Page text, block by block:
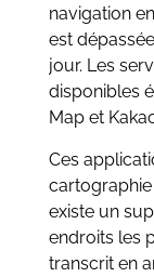
navigation
est
jour. Les
disponibles
Map et
Ces
cartographie
existe un
endroits les
transcrit en